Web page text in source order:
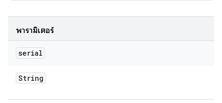
พารามิเตอร์
serial
String